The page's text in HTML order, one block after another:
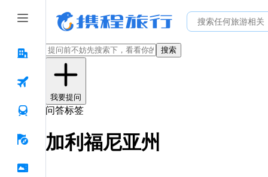
搜索
我要提问
问答标签
加利福尼亚州